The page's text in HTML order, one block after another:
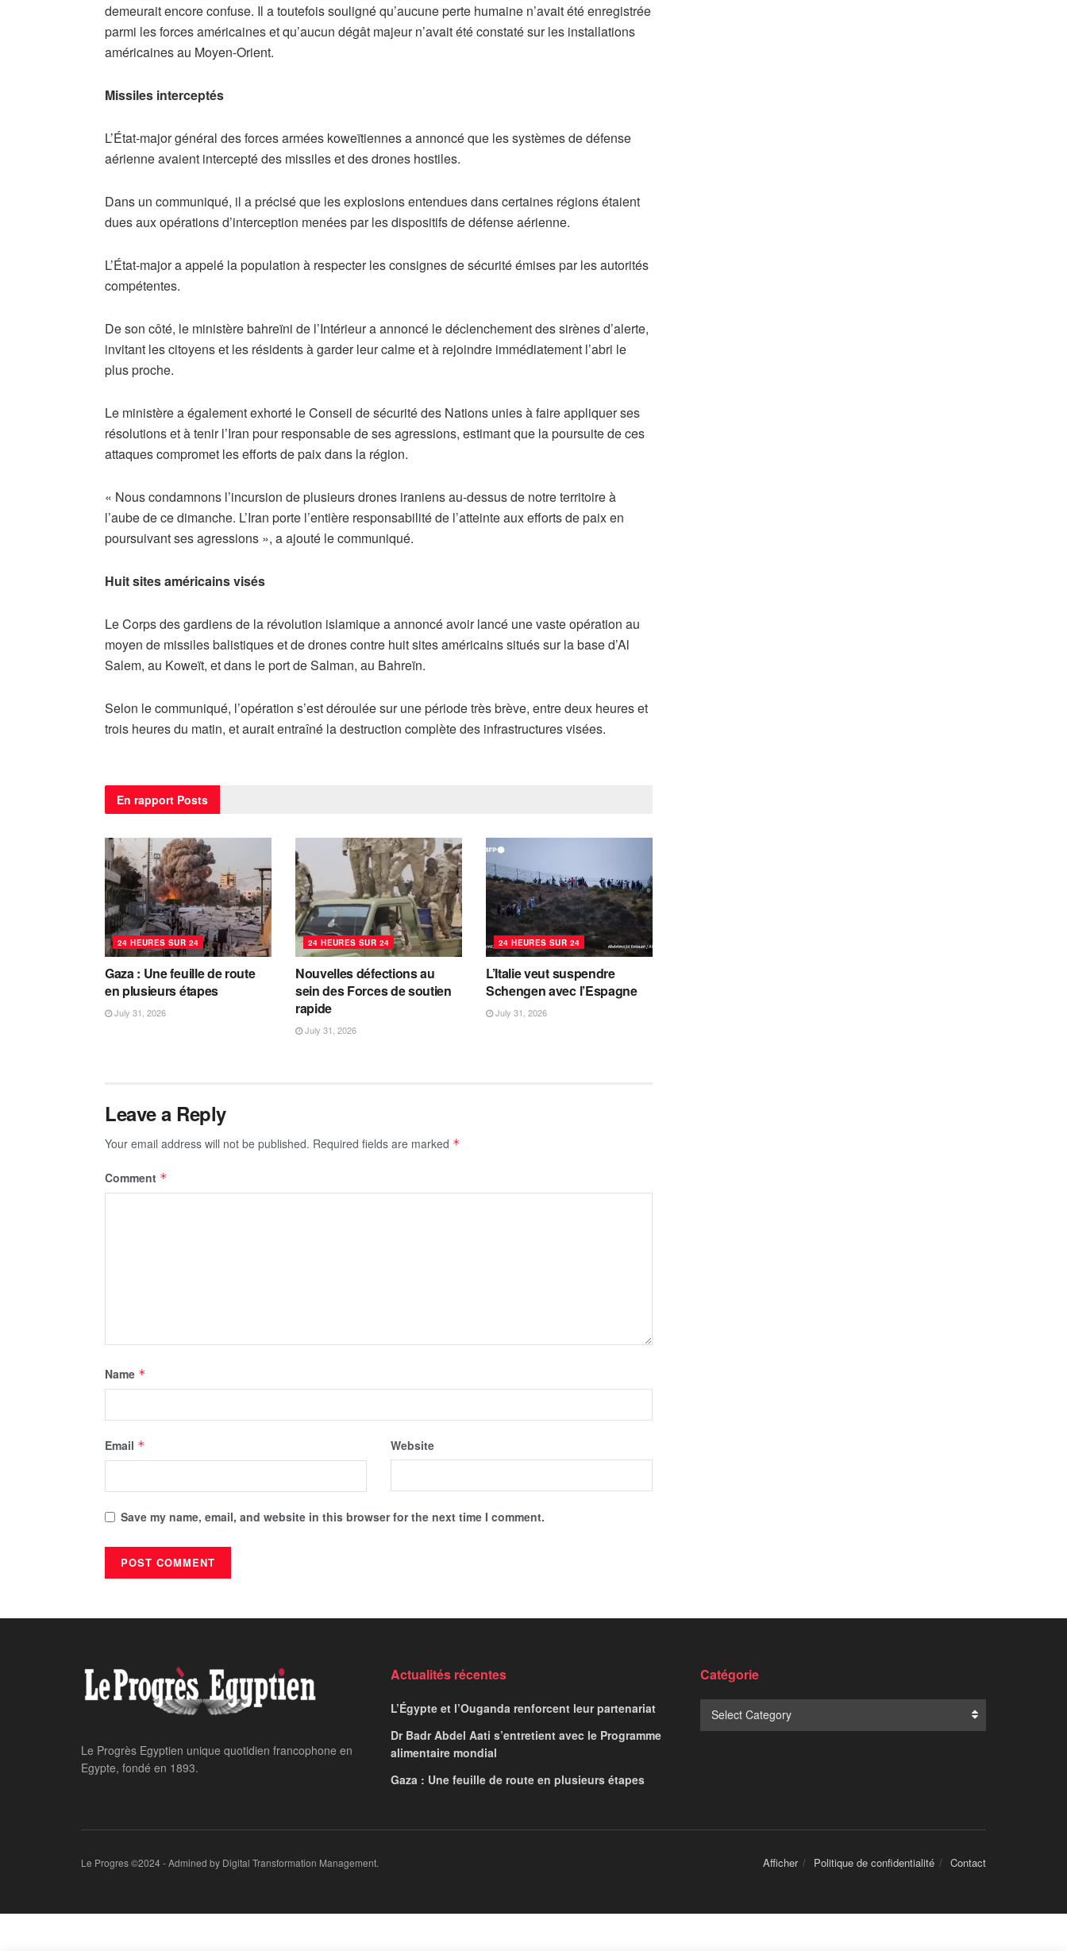
demeurait encore confuse. Il a toutefois souligné qu’aucune perte humaine n’avait été enregistrée
parmi les forces américaines et qu’aucun dégât majeur n’avait été constaté sur les installations
américaines au Moyen-Orient.
Missiles interceptés
L’État-major général des forces armées koweïtiennes a annoncé que les systèmes de défense
aérienne avaient intercepté des missiles et des drones hostiles.
Dans un communiqué, il a précisé que les explosions entendues dans certaines régions étaient
dues aux opérations d’interception menées par les dispositifs de défense aérienne.
L’État-major a appelé la population à respecter les consignes de sécurité émises par les autorités
compétentes.
De son côté, le ministère bahreïni de l’Intérieur a annoncé le déclenchement des sirènes d’alerte,
invitant les citoyens et les résidents à garder leur calme et à rejoindre immédiatement l’abri le
plus proche.
Le ministère a également exhorté le Conseil de sécurité des Nations unies à faire appliquer ses
résolutions et à tenir l’Iran pour responsable de ses agressions, estimant que la poursuite de ces
attaques compromet les efforts de paix dans la région.
« Nous condamnons l’incursion de plusieurs drones iraniens au-dessus de notre territoire à
l’aube de ce dimanche. L’Iran porte l’entière responsabilité de l’atteinte aux efforts de paix en
poursuivant ses agressions », a ajouté le communiqué.
Huit sites américains visés
Le Corps des gardiens de la révolution islamique a annoncé avoir lancé une vaste opération au
moyen de missiles balistiques et de drones contre huit sites américains situés sur la base d’Al
Salem, au Koweït, et dans le port de Salman, au Bahreïn.
Selon le communiqué, l’opération s’est déroulée sur une période très brève, entre deux heures et
trois heures du matin, et aurait entraîné la destruction complète des infrastructures visées.
En rapport Posts
24 HEURES SUR 24
Gaza : Une feuille de route
en plusieurs étapes
July 31, 2026
24 HEURES SUR 24
Nouvelles défections au
sein des Forces de soutien
rapide
July 31, 2026
24 HEURES SUR 24
L’Italie veut suspendre
Schengen avec l’Espagne
July 31, 2026
Leave a Reply
Your email address will not be published. Required fields are marked *
Comment *
Name *
Email * Website
Save my name, email, and website in this browser for the next time I comment.
Le Progrès Egyptien unique quotidien francophone en
Egypte, fondé en 1893.
Actualités récentes
L’Égypte et l’Ouganda renforcent leur partenariat
Dr Badr Abdel Aati s’entretient avec le Programme
alimentaire mondial
Gaza : Une feuille de route en plusieurs étapes
Catégorie
Select Category
Afficher Politique de confidentialité Contact
Le Progres ©2024 - Admined by Digital Transformation Management.